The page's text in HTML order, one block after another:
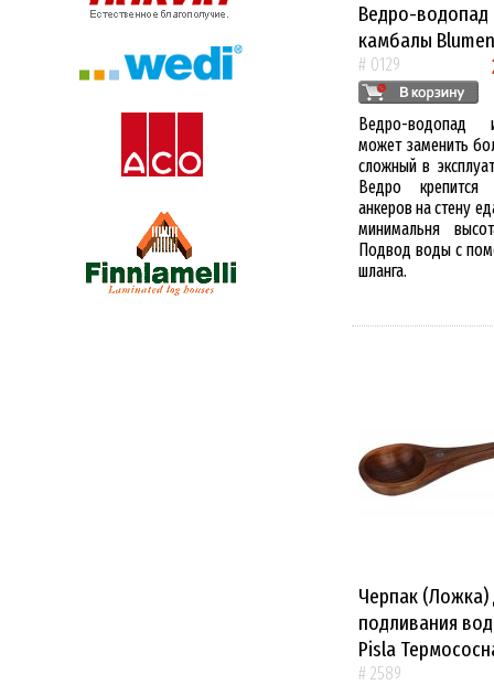
Ведро-водопад
камбалы
# 0129
Ведро-водопад
может заменить
сложный в
Ведро
анкеров на стену
минимальня
Подвод воды с
шланга.
Черпак (Ложка)
подливания
Pisla
# 2589